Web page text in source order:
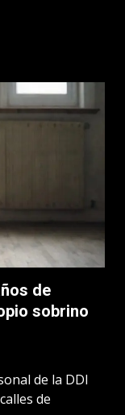
de
sobrino
de la DDI
de